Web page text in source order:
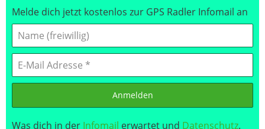
Melde dich jetzt kostenlos zur GPS Radler Infomail an
Anmelden
Was dich in der Infomail erwartet und Datenschutz.